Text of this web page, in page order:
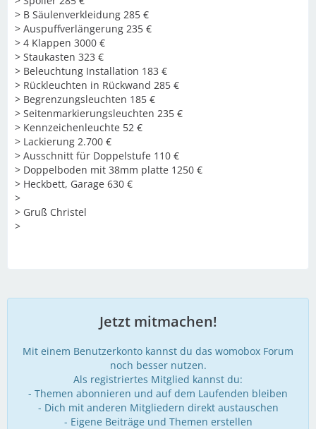
> B Säulenverkleidung 285 €
> Auspuffverlängerung 235 €
> 4 Klappen 3000 €
> Staukasten 323 €
> Beleuchtung Installation 183 €
> Rückleuchten in Rückwand 285 €
> Begrenzungsleuchten 185 €
> Seitenmarkierungsleuchten 235 €
> Kennzeichenleuchte 52 €
> Lackierung 2.700 €
> Ausschnitt für Doppelstufe 110 €
> Doppelboden mit 38mm platte 1250 €
> Heckbett, Garage 630 €
>
> Gruß Christel
>
Jetzt mitmachen!
Mit einem Benutzerkonto kannst du das womobox Forum
noch besser nutzen.
Als registriertes Mitglied kannst du:
- Themen abonnieren und auf dem Laufenden bleiben
- Dich mit anderen Mitgliedern direkt austauschen
- Eigene Beiträge und Themen erstellen